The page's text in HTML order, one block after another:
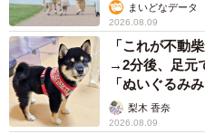
まいどなデータ
2026.08.09
「これが不動
→2分後、足元
「ぬいぐるみみ
梨木 香奈
2026.08.09